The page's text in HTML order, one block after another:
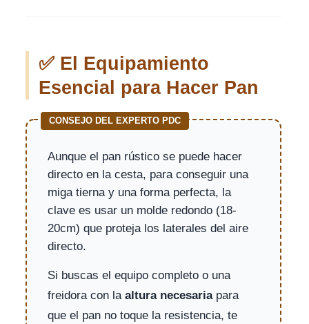
✅ El Equipamiento
Esencial para Hacer Pan
CONSEJO DEL EXPERTO PDC
Aunque el pan rústico se puede hacer
directo en la cesta, para conseguir una
miga tierna y una forma perfecta, la
clave es usar un molde redondo (18-
20cm) que proteja los laterales del aire
directo.
Si buscas el equipo completo o una
freidora con la altura necesariapara
que el pan no toque la resistencia, te